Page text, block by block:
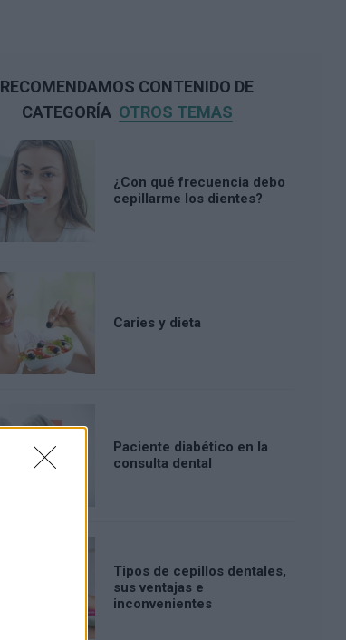
RECOMENDAMOS CONTENIDO DE
CATEGORÍA OTROS TEMAS
¿Con qué frecuencia debo
cepillarme los dientes?
Caries y dieta
Paciente diabético en la
consulta dental
Tipos de cepillos dentales,
sus ventajas e
inconvenientes